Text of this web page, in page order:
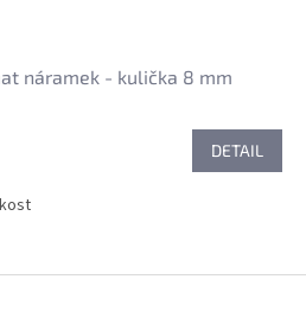
náramek - kulička 8 mm
DETAIL